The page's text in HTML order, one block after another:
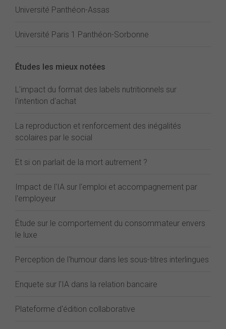
Université Panthéon-Assas
Université Paris 1 Panthéon-Sorbonne
Études les mieux notées
L'impact du format des labels nutritionnels sur
l'intention d'achat
La reproduction et renforcement des inégalités
scolaires par le social
Et si on parlait de la mort autrement ?
Impact de l'IA sur l'emploi et accompagnement par
l'employeur
Étude sur le comportement du consommateur envers
le luxe
Perception de l'humour dans les sous-titres interlingues
Enquete sur l'IA dans la relation bancaire
Plateforme d'édition collaborative